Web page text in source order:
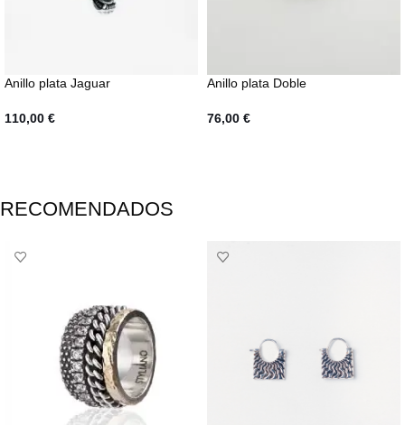
Anillo plata Jaguar
110,00 €
Anillo plata Doble
76,00 €
RECOMENDADOS